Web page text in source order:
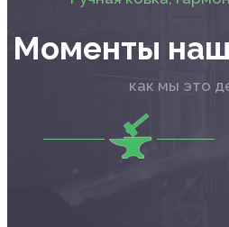
Моменты
как мы это